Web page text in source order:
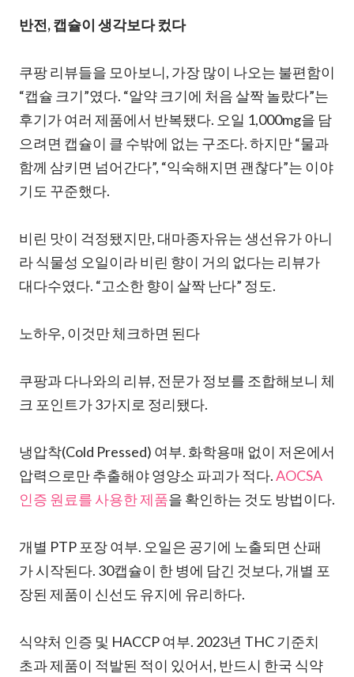
반전, 캡슐이 생각보다 컸다
쿠팡 리뷰들을 모아보니, 가장 많이 나오는 불편함이
“캡슐 크기”였다. “알약 크기에 처음 살짝 놀랐다”는
후기가 여러 제품에서 반복됐다. 오일 1,000mg을 담
으려면 캡슐이 클 수밖에 없는 구조다. 하지만 “물과
함께 삼키면 넘어간다”, “익숙해지면 괜찮다”는 이야
기도 꾸준했다.
비린 맛이 걱정됐지만, 대마종자유는 생선유가 아니
라 식물성 오일이라 비린 향이 거의 없다는 리뷰가
대다수였다. “고소한 향이 살짝 난다” 정도.
노하우, 이것만 체크하면 된다
쿠팡과 다나와의 리뷰, 전문가 정보를 조합해보니 체
크 포인트가 3가지로 정리됐다.
냉압착(Cold Pressed) 여부. 화학용매 없이 저온에서
압력으로만 추출해야 영양소 파괴가 적다.AOCSA
인증 원료를 사용한 제품을 확인하는 것도 방법이다.
개별 PTP 포장 여부. 오일은 공기에 노출되면 산패
가 시작된다. 30캡슐이 한 병에 담긴 것보다, 개별 포
장된 제품이 신선도 유지에 유리하다.
식약처 인증 및 HACCP 여부. 2023년 THC 기준치
초과 제품이 적발된 적이 있어서, 반드시 한국 식약